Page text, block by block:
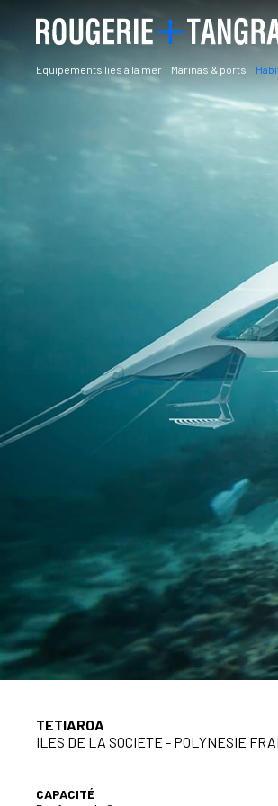
Equipements lies à la mer Marinas & ports
TETIAROA
ILES DE LA SOCIETE - POLYNESIE
CAPACITÉ